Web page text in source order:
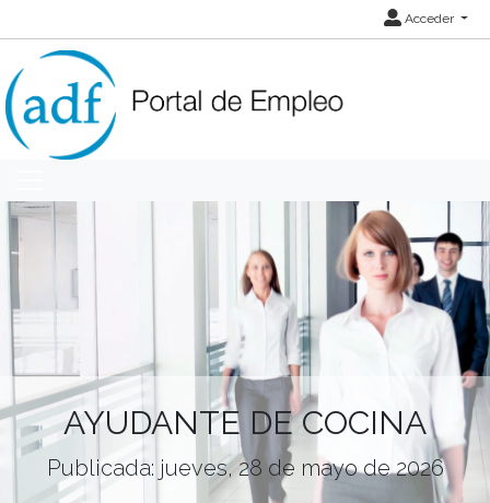
Acceder
AYUDANTE DE COCINA
Publicada: jueves, 28 de mayo de 2026